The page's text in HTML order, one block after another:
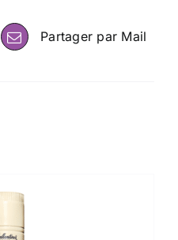
Partager par Mail